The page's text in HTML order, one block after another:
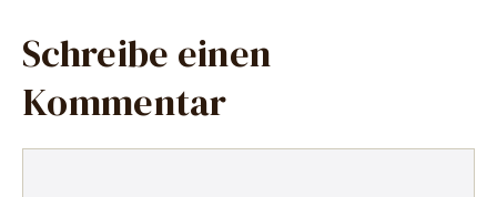
Schreibe einen
Kommentar